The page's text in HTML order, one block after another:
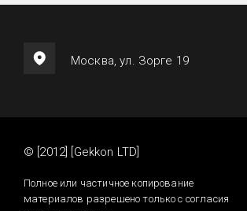
Москва, ул. Зорге 19
© [2012] [Gekkon LTD]
Полное или частичное копирование
материалов разрешено только с согласия